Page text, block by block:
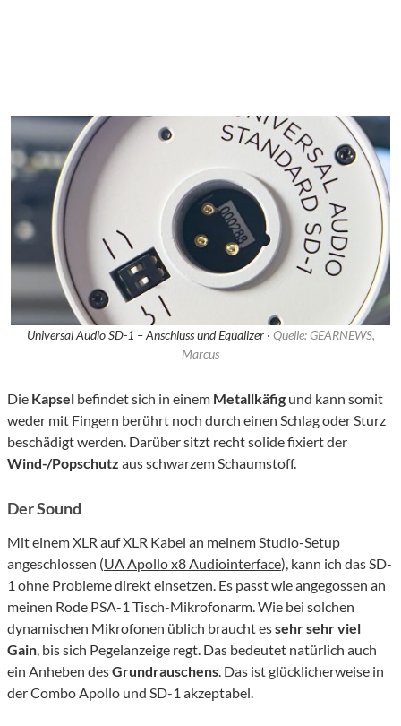
Universal Audio SD-1 – Anschluss und Equalizer · Quelle: GEARNEWS,
Marcus
Die Kapsel befindet sich in einem Metallkäfig und kann somit
weder mit Fingern berührt noch durch einen Schlag oder Sturz
beschädigt werden. Darüber sitzt recht solide fixiert der
Wind-/Popschutz aus schwarzem Schaumstoff.
Der Sound
Mit einem XLR auf XLR Kabel an meinem Studio-Setup
angeschlossen (UA Apollo x8 Audiointerface), kann ich das SD-
1 ohne Probleme direkt einsetzen. Es passt wie angegossen an
meinen Rode PSA-1 Tisch-Mikrofonarm. Wie bei solchen
dynamischen Mikrofonen üblich braucht essehr sehr viel
Gain, bis sich Pegelanzeige regt. Das bedeutet natürlich auch
ein Anheben desGrundrauschens. Das ist glücklicherweise in
der Combo Apollo und SD-1 akzeptabel.